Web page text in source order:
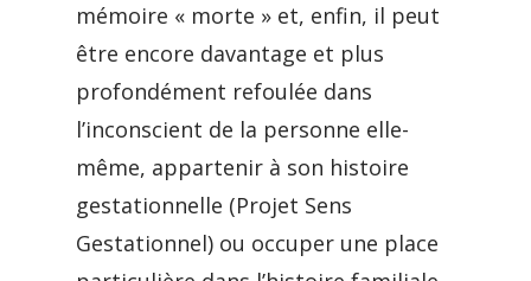
mémoire « morte » et, enfin, il peut
être encore davantage et plus
profondément refoulée dans
l’inconscient de la personne elle-
même, appartenir à son histoire
gestationnelle (Projet Sens
Gestationnel) ou occuper une place